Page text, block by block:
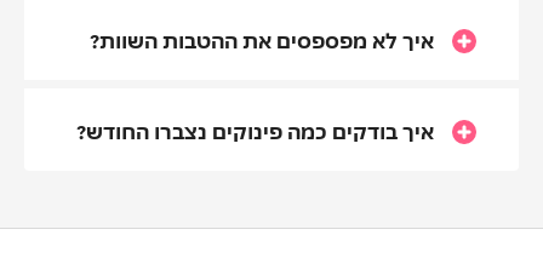
איך לא מפספסים את ההטבות השוות?
איך בודקים כמה פינוקים נצברו החודש?